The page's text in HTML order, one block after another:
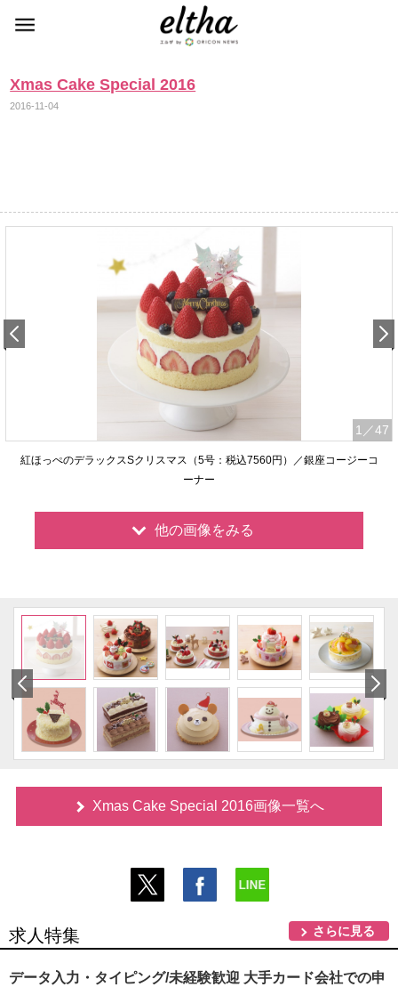
Xmas Cake Special 2016
2016-11-04
1 ／47
紅ほっぺのデラックスSクリスマス（5号：税込7560円）／銀座コージーコ
ーナー
他の画像をみる
Xmas Cake Special 2016画像一覧へ
求人特集 さらに見る
データ入力・タイピング/未経験歓迎 大手カード会社での申